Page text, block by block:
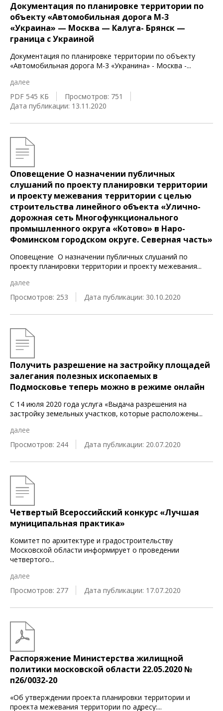
Документация по планировке территории по
объекту «Автомобильная дорога М-3
«Украина» — Москва — Калуга- Брянск —
граница с Украиной
Документация по планировке территории по объекту
«Автомобильная дорога М-3 «Укранина» - Москва -...
далее
PDF 545 КБ
Просмотров: 751
Дата публикации: 13.11.2020
Оповещение О назначении публичных
слушаний по проекту планировки территории
и проекту межевания территории с целью
строительства линейного объекта «Улично-
дорожная сеть Многофункционального
промышленного округа «Котово» в Наро-
Фоминском городском округе. Северная часть»
Оповещение О назначении публичных слушаний по
проекту планировки территории и проекту межевания...
далее
Просмотров: 253
Дата публикации: 30.10.2020
Получить разрешение на застройку площадей
залегания полезных ископаемых в
Подмосковье теперь можно в режиме онлайн
С 14 июля 2020 года услуга «Выдача разрешения на
застройку земельных участков, которые расположены...
далее
Просмотров: 244
Дата публикации: 20.07.2020
Четвертый Всероссийский конкурс «Лучшая
муниципальная практика»
Комитет по архитектуре и градостроительству
Московской области информирует о проведении
четвертого...
далее
Просмотров: 277
Дата публикации: 17.07.2020
Распоряжение Министерства жилищной
политики московской области 22.05.2020 №
п26/0032-20
«Об утверждении проекта планировки территории и
проекта межевания территории по адресу:...